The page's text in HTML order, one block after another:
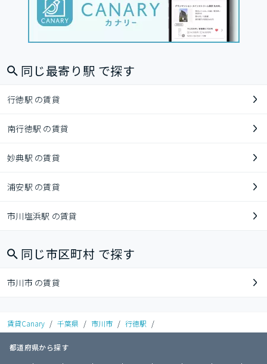
同じ最寄り駅 で探す
行徳駅 の賃貸
南行徳駅 の賃貸
妙典駅 の賃貸
浦安駅 の賃貸
市川塩浜駅 の賃貸
同じ市区町村 で探す
市川市 の賃貸
賃貸Canary / 千葉県 / 市川市 / 行徳駅 /
都道府県から探す